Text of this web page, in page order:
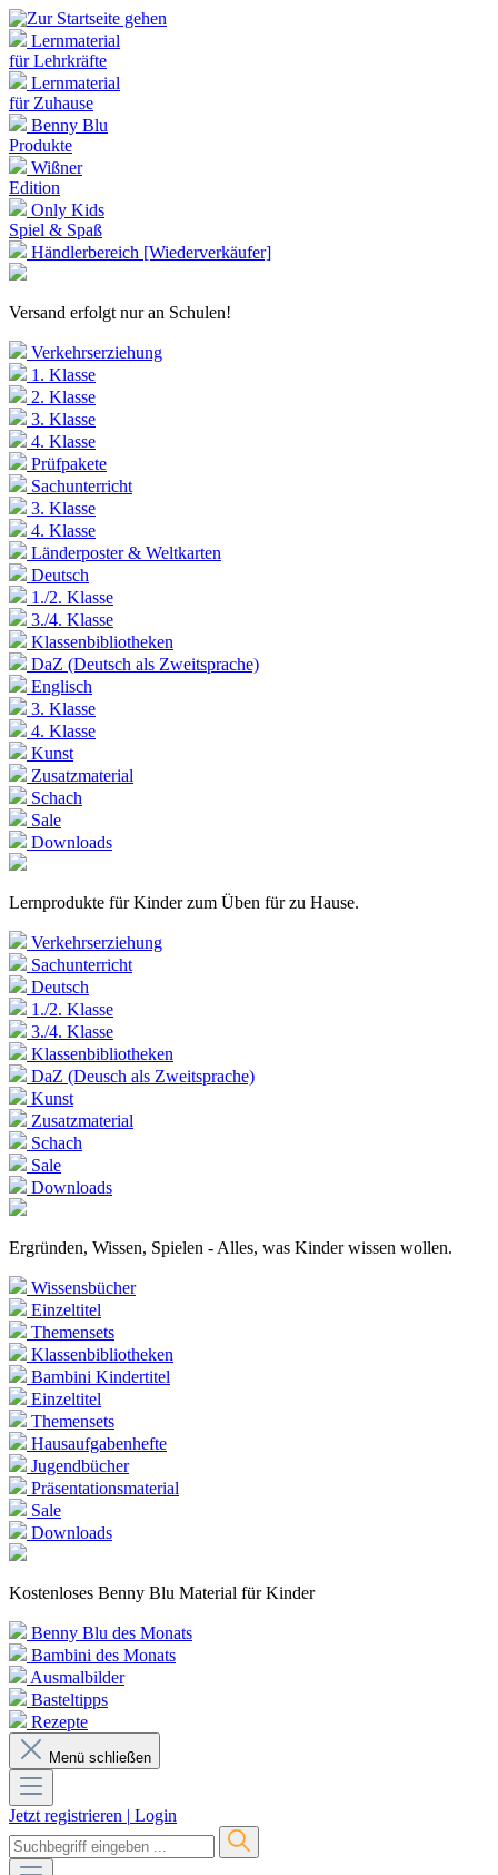
Lernmaterial
für Lehrkräfte
Lernmaterial
für Zuhause
Benny Blu
Produkte
Wißner
Edition
Only Kids
Spiel & Spaß
Händlerbereich [Wiederverkäufer]
Versand erfolgt nur an Schulen!
Verkehrserziehung
1. Klasse
2. Klasse
3. Klasse
4. Klasse
Prüfpakete
Sachunterricht
3. Klasse
4. Klasse
Länderposter & Weltkarten
Deutsch
1./2. Klasse
3./4. Klasse
Klassenbibliotheken
DaZ (Deutsch als Zweitsprache)
Englisch
3. Klasse
4. Klasse
Kunst
Zusatzmaterial
Schach
Sale
Downloads
Lernprodukte für Kinder zum Üben für zu Hause.
Verkehrserziehung
Sachunterricht
Deutsch
1./2. Klasse
3./4. Klasse
Klassenbibliotheken
DaZ (Deusch als Zweitsprache)
Kunst
Zusatzmaterial
Schach
Sale
Downloads
Ergründen, Wissen, Spielen - Alles, was Kinder wissen wollen.
Wissensbücher
Einzeltitel
Themensets
Klassenbibliotheken
Bambini Kindertitel
Einzeltitel
Themensets
Hausaufgabenhefte
Jugendbücher
Präsentationsmaterial
Sale
Downloads
Kostenloses Benny Blu Material für Kinder
Benny Blu des Monats
Bambini des Monats
Ausmalbilder
Basteltipps
Rezepte
Menü schließen
Jetzt registrieren | Login